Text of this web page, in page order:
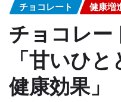
チョコレート 健康増
チョコレー
「甘いひ
健康効果」